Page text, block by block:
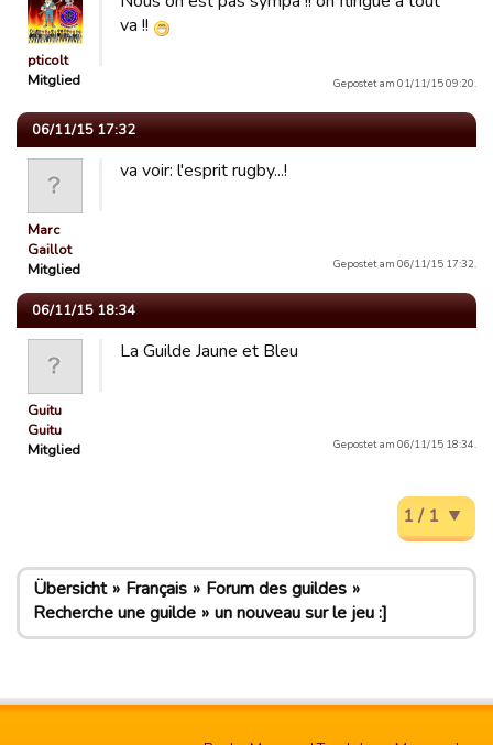
pticolt
Mitglied
va !!
Gepostet am 01/11/15 09:20.
06/11/15 17:32
Marc
Gaillot
Mitglied
va voir: l'esprit rugby...!
Gepostet am 06/11/15 17:32.
06/11/15 18:34
Guitu
Guitu
Mitglied
La Guilde Jaune et Bleu
Gepostet am 06/11/15 18:34.
1 / 1
Übersicht Français
Forum des guildes
Recherche une guilde
un nouveau sur le jeu :]